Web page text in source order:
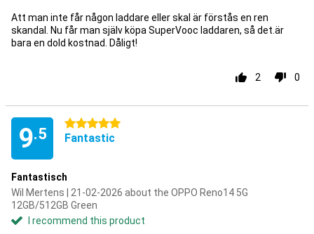
Att man inte får någon laddare eller skal är förstås en ren
skandal. Nu får man själv köpa SuperVooc laddaren, så det.är
bara en dold kostnad. Dåligt!
2 0
9.5
5 stars
Fantastic
Fantastisch
Wil Mertens | 21-02-2026 about the OPPO Reno14 5G
12GB/512GB Green
I recommend this product